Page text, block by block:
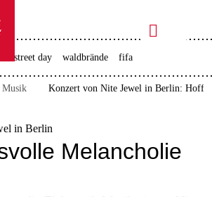
taz zahl ich
taz zahl ich

taz zahl ich
street day waldbrände fifa
Musik Konzert von Nite Jewel in Berlin:
in Berlin
Melancholie